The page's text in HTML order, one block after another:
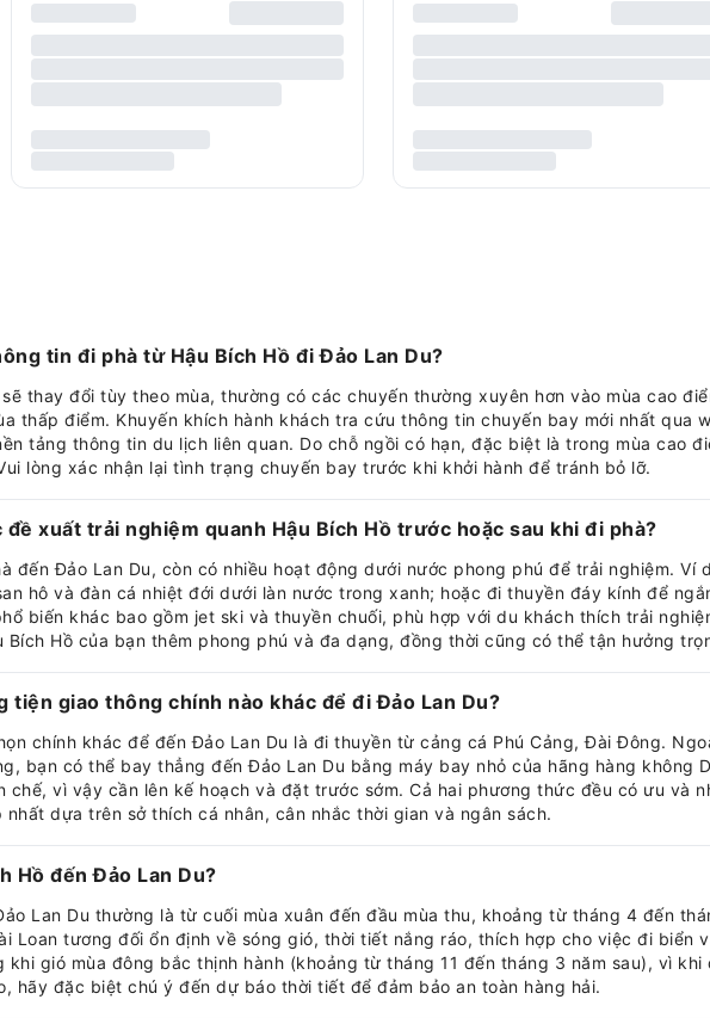
tin đi phà từ Hậu Bích Hồ đi Đảo Lan Du?
thay đổi tùy theo mùa, thường có các chuyến thường xuyên hơn vào mùa cao
thấp điểm. Khuyến khích hành khách tra cứu thông tin chuyến bay mới nhất qua
tảng thông tin du lịch liên quan. Do chỗ ngồi có hạn, đặc biệt là trong mùa cao
lòng xác nhận lại tình trạng chuyến bay trước khi khởi hành để tránh bỏ lỡ.
xuất trải nghiệm quanh Hậu Bích Hồ trước hoặc sau khi đi phà?
đến Đảo Lan Du, còn có nhiều hoạt động dưới nước phong phú để trải nghiệm. Ví
hô và đàn cá nhiệt đới dưới làn nước trong xanh; hoặc đi thuyền đáy kính để
biến khác bao gồm jet ski và thuyền chuối, phù hợp với du khách thích trải
Hồ của bạn thêm phong phú và đa dạng, đồng thời cũng có thể tận hưởng
tiện giao thông chính nào khác để đi Đảo Lan Du?
chính khác để đến Đảo Lan Du là đi thuyền từ cảng cá Phú Cảng, Đài Đông.
bạn có thể bay thẳng đến Đảo Lan Du bằng máy bay nhỏ của hãng hàng không
chế, vì vậy cần lên kế hoạch và đặt trước sớm. Cả hai phương thức đều có ưu và
dựa trên sở thích cá nhân, cân nhắc thời gian và ngân sách.
Hồ đến Đảo Lan Du?
Lan Du thường là từ cuối mùa xuân đến đầu mùa thu, khoảng từ tháng 4 đến
Loan tương đối ổn định về sóng gió, thời tiết nắng ráo, thích hợp cho việc đi biển
gió mùa đông bắc thịnh hành (khoảng từ tháng 11 đến tháng 3 năm sau), vì
hãy đặc biệt chú ý đến dự báo thời tiết để đảm bảo an toàn hàng hải.